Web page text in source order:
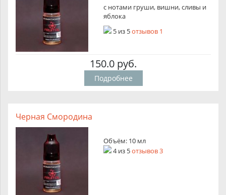
с нотами груши, вишни, сливы и
яблока
5из 5отзывов 1
150.0 руб.
Подробнее
Черная Смородина
Объём: 10 мл
4из 5отзывов 3